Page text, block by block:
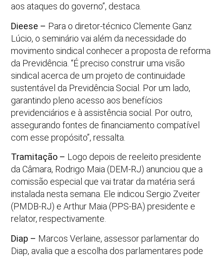
aos ataques do governo”, destaca.
Dieese – Para o diretor-técnico Clemente Ganz
Lúcio, o seminário vai além da necessidade do
movimento sindical conhecer a proposta de reforma
da Previdência. “É preciso construir uma visão
sindical acerca de um projeto de continuidade
sustentável da Previdência Social. Por um lado,
garantindo pleno acesso aos benefícios
previdenciários e à assistência social. Por outro,
assegurando fontes de financiamento compatível
com esse propósito”, ressalta.
Tramitação – Logo depois de reeleito presidente
da Câmara, Rodrigo Maia (DEM-RJ) anunciou que a
comissão especial que vai tratar da matéria será
instalada nesta semana. Ele indicou Sergio Zveiter
(PMDB-RJ) e Arthur Maia (PPS-BA) presidente e
relator, respectivamente.
Diap – Marcos Verlaine, assessor parlamentar do
Diap, avalia que a escolha dos parlamentares pode